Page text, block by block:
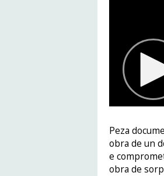
Peza
obra de un
e
obra de